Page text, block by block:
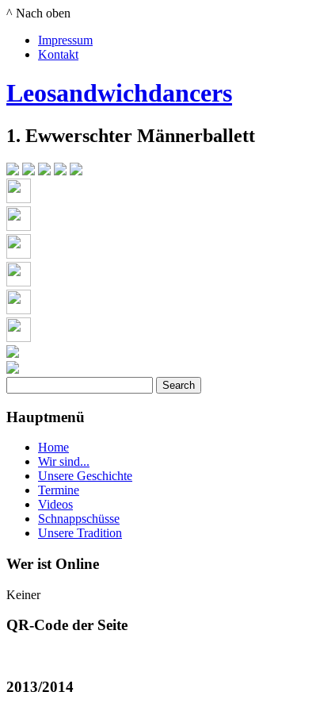
^ Nach oben
Impressum
Kontakt
Leosandwichdancers
1. Ewwerschter Männerballett
Hauptmenü
Home
Wir sind...
Unsere Geschichte
Termine
Videos
Schnappschüsse
Unsere Tradition
Wer ist Online
Keiner
QR-Code der Seite
2013/2014